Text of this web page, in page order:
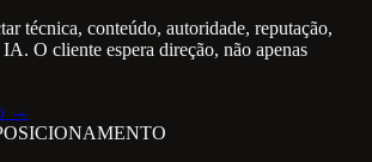
técnica, conteúdo, autoridade, reputação,
O cliente espera direção, não apenas
→